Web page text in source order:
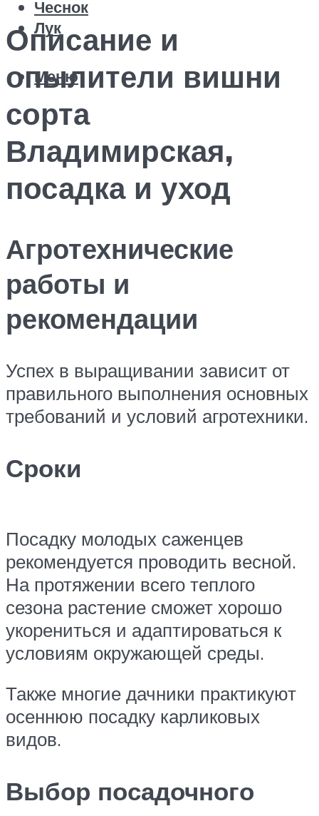
Чеснок
Лук
Меню
Описание и
опылители вишни
сорта
Владимирская,
посадка и уход
Агротехнические
работы и
рекомендации
Успех в выращивании зависит от
правильного выполнения основных
требований и условий агротехники.
Сроки
Посадку молодых саженцев
рекомендуется проводить весной.
На протяжении всего теплого
сезона растение сможет хорошо
укорениться и адаптироваться к
условиям окружающей среды.
Также многие дачники практикуют
осеннюю посадку карликовых
видов.
Выбор посадочного